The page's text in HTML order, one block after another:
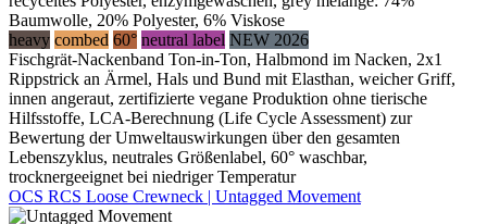
Baumwolle, 20% Polyester, 6% Viskose
heavy combed 60° neutral label NEW 2026
Fischgrät-Nackenband Ton-in-Ton, Halbmond im Nacken, 2x1
Rippstrick an Ärmel, Hals und Bund mit Elasthan, weicher Griff,
innen angeraut, zertifizierte vegane Produktion ohne tierische
Hilfsstoffe, LCA-Berechnung (Life Cycle Assessment) zur
Bewertung der Umweltauswirkungen über den gesamten
Lebenszyklus, neutrales Größenlabel, 60° waschbar,
trocknergeeignet bei niedriger Temperatur
OCS RCS Loose Crewneck | Untagged Movement